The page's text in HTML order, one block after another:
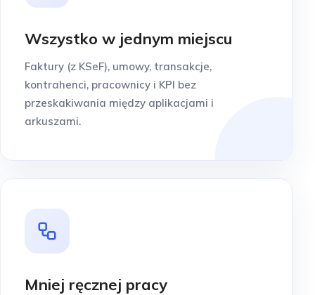
Wszystko w jednym miejscu
Faktury (z KSeF), umowy, transakcje,
kontrahenci, pracownicy i KPI bez
przeskakiwania między aplikacjami i
arkuszami.
Mniej ręcznej pracy